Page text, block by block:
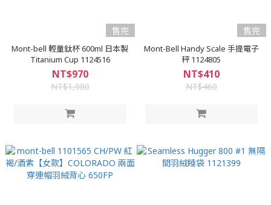
售完
Mont-bell 輕量鈦杯 600ml 日本製
Titanium Cup 1124516
NT$970
NT$1,080
售完
Mont-Bell Handy Scale 手提電子
秤 1124805
NT$410
NT$460